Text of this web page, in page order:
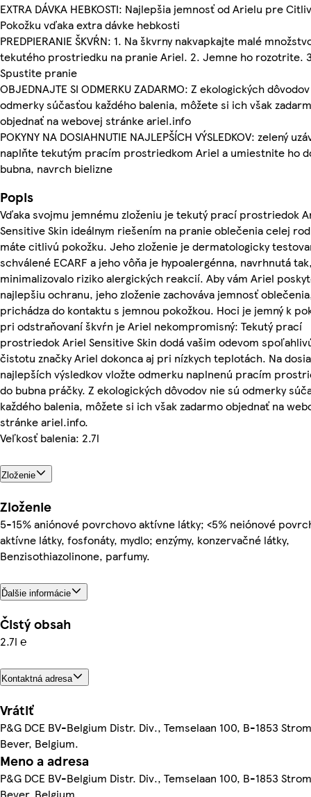
EXTRA DÁVKA HEBKOSTI: Najlepšia jemnosť od Arielu pre
Pokožku vďaka extra dávke hebkosti
PREDPIERANIE ŠKVŔN: 1. Na škvrny nakvapkajte malé
tekutého prostriedku na pranie Ariel. 2. Jemne ho rozotrite.
Spustite pranie
OBJEDNAJTE SI ODMERKU ZADARMO: Z ekologických
odmerky súčasťou každého balenia, môžete si ich však
objednať na webovej stránke ariel.info
POKYNY NA DOSIAHNUTIE NAJLEPŠÍCH VÝSLEDKOV: zelený
naplňte tekutým pracím prostriedkom Ariel a umiestnite ho
bubna, navrch bielizne
Popis
Vďaka svojmu jemnému zloženiu je tekutý prací prostriedok
Sensitive Skin ideálnym riešením na pranie oblečenia celej
máte citlivú pokožku. Jeho zloženie je dermatologicky
schválené ECARF a jeho vôňa je hypoalergénna, navrhnutá
minimalizovalo riziko alergických reakcií. Aby vám Ariel
najlepšiu ochranu, jeho zloženie zachováva jemnosť
prichádza do kontaktu s jemnou pokožkou. Hoci je jemný k
pri odstraňovaní škvŕn je Ariel nekompromisný: Tekutý prací
prostriedok Ariel Sensitive Skin dodá vašim odevom
čistotu značky Ariel dokonca aj pri nízkych teplotách. Na
najlepších výsledkov vložte odmerku naplnenú pracím
do bubna práčky. Z ekologických dôvodov nie sú odmerky
každého balenia, môžete si ich však zadarmo objednať na
stránke ariel.info.
Veľkosť balenia: 2.7l
Zloženie
Zloženie
5-15% aniónové povrchovo aktívne látky; <5% neiónové
aktívne látky, fosfonáty, mydlo; enzýmy, konzervačné látky,
Benzisothiazolinone, parfumy.
Ďalšie informácie
Čistý obsah
2.7l ℮
Kontaktná adresa
Vrátiť
P&G DCE BV-Belgium Distr. Div., Temselaan 100, B-1853
Bever, Belgium.
Meno a adresa
P&G DCE BV-Belgium Distr. Div., Temselaan 100, B-1853